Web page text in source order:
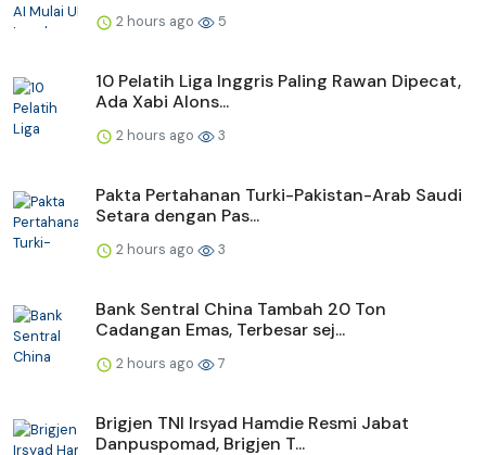
2 hours ago 5
10 Pelatih Liga Inggris Paling Rawan Dipecat,
Ada Xabi Alons...
2 hours ago 3
Pakta Pertahanan Turki-Pakistan-Arab Saudi
Setara dengan Pas...
2 hours ago 3
Bank Sentral China Tambah 20 Ton
Cadangan Emas, Terbesar sej...
2 hours ago 7
Brigjen TNI Irsyad Hamdie Resmi Jabat
Danpuspomad, Brigjen T...